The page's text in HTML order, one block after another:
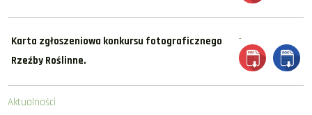
Karta zgłoszeniowa konkursu fotograficznego
Rzeźby Roślinne.
Aktualności